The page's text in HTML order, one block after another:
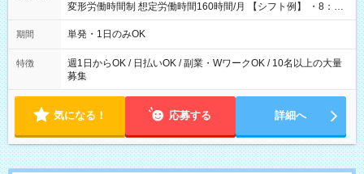
変形労働時間制 想定労働時間160時間/月 【シフト例】 ・8：00
～21：00
期間 単発・1日のみOK
特徴
週1日からOK / 日払いOK / 副業・WワークOK / 10名以上の大量
募集
気になる！ 応募する 詳細へ